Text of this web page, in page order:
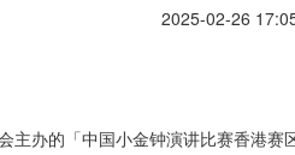
2025-02-26
主办的「中国小金钟演讲比赛香港